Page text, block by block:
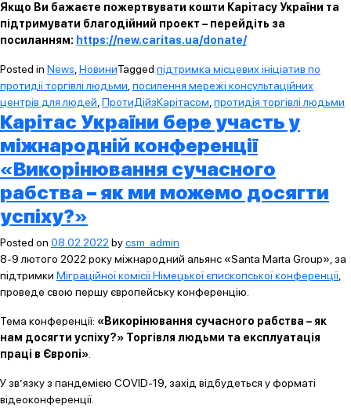
Якщо Ви бажаєте пожертвувати кошти Карітасу України та
підтримувати благодійний проект – перейдіть за
посиланням: https://new.caritas.ua/donate/
Posted in News НовиниTagged підтримка місцевих ініціатив по
протидії торгівлі людьми посилення мережі консультаційних
центрів для людей ПротиДійзКарітасом протидія торгівлі людьми
Карітас України бере участь у
міжнародній конференції
«Викорінювання сучасного
рабства – як ми можемо досягти
успіху?»
Posted on 08.02.2022 bycsm_admin
8-9 лютого 2022 року міжнародний альянс «Santa Marta Group», за
підтримки Міграційної комісії Німецької єпископської конференції
проведе свою першу європейську конференцію.
Тема конференції: «Викорінювання сучасного рабства – як
нам досягти успіху?» Торгівля людьми та експлуатація
праці в Європі»
У зв’язку з пандемією COVID-19, захід відбудеться у форматі
відеоконференції.